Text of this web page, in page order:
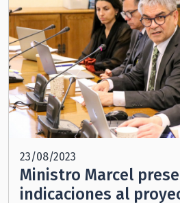
23/08/2023
Ministro Marcel
indicaciones al